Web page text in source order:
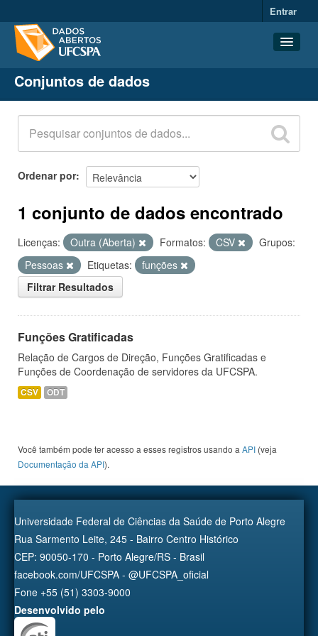
Entrar
Conjuntos de dados
Organizações
Grupos
Sobre
Conjuntos de dados
Ordenar por
1 conjunto de dados encontrado
Licenças: Outra (Aberta) Formatos: CSV
Grupos:
Pessoas
Etiquetas:
funções
Filtrar Resultados
Funções Gratificadas
Relação de Cargos de Direção, Funções Gratificadas e
Funções de Coordenação de servidores da UFCSPA.
CSV ODT
Você também pode ter acesso a esses registros usando a API (veja
Documentação da API).
Universidade Federal de Ciências da Saúde de Porto Alegre
Rua Sarmento Leite, 245 - Bairro Centro Histórico
CEP: 90050-170 - Porto Alegre/RS - Brasil
facebook.com/UFCSPA - @UFCSPA_oficial
Fone +55 (51) 3303-9000
Desenvolvido pelo